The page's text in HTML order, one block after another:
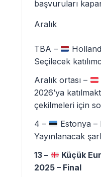
başvuruları
Aralık
TBA –
Seçilecek
Aralık ortası –
2026’ya
çekilmeleri için
4 –
Estonya –
Yayınlanacak
13 –
Küçük
2025 – Final